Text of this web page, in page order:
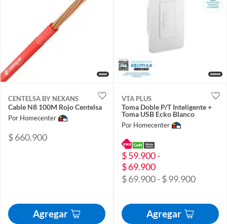
CENTELSA BY NEXANS
Cable N8 100M Rojo Centelsa
Por Homecenter
$ 660.900
Agregar
VTA PLUS
Toma Doble P/T Inteligente +
Toma USB Ecko Blanco
Por Homecenter
$ 59.900 -
$ 69.900
$ 69.900 - $ 99.900
Agregar